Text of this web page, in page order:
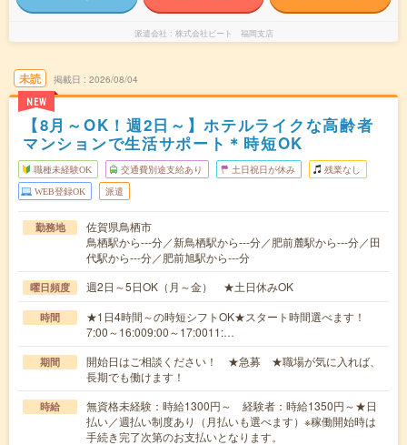
派遣会社 株式会社ビート 福岡支店
未読
NEW
掲載日 2026/08/04
【8月～OK！週2日～】ホテルライクな高齢者
マンションで生活サポート＊時短OK
職種未経験OK 交通費別途支給あり 土日祝日が休み 残業なし
WEB登録OK 派遣
勤務地
佐賀県鳥栖市
鳥栖駅から---分／新鳥栖駅から---分／肥前麓駅から---分／田
代駅から---分／肥前旭駅から---分
曜日頻度 週2日～5日OK（月～金） ★土日休みOK
時間
★1日4時間～の時短シフトOK★スタート時間選べます！
7:00～16:009:00～17:0011:…
期間
開始日はご相談ください！ ★急募 ★職場が気に入れば、
長期でも働けます！
時給
無資格未経験：時給1300円～ 経験者：時給1350円～★日
払い／週払い制度あり（月払いも選べます）※稼働開始時は
手続き完了次第のお支払いとなります。